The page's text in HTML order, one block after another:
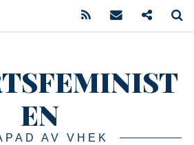
EN
AV VHEK
Feed Mail Podcast